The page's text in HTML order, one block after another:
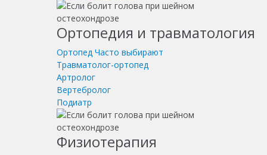
Ортопедия и травматология
Ортопед Часто выбирают
Травматолог-ортопед
Артролог
Вертебролог
Подиатр
Физиотерапия